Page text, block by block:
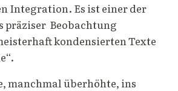
Integration. Es ist einer der
präziser Beobachtung
kondensierten Texte
manchmal überhöhte, ins